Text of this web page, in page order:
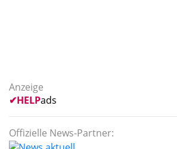
Anzeige
✔HELPads
Offizielle News-Partner: